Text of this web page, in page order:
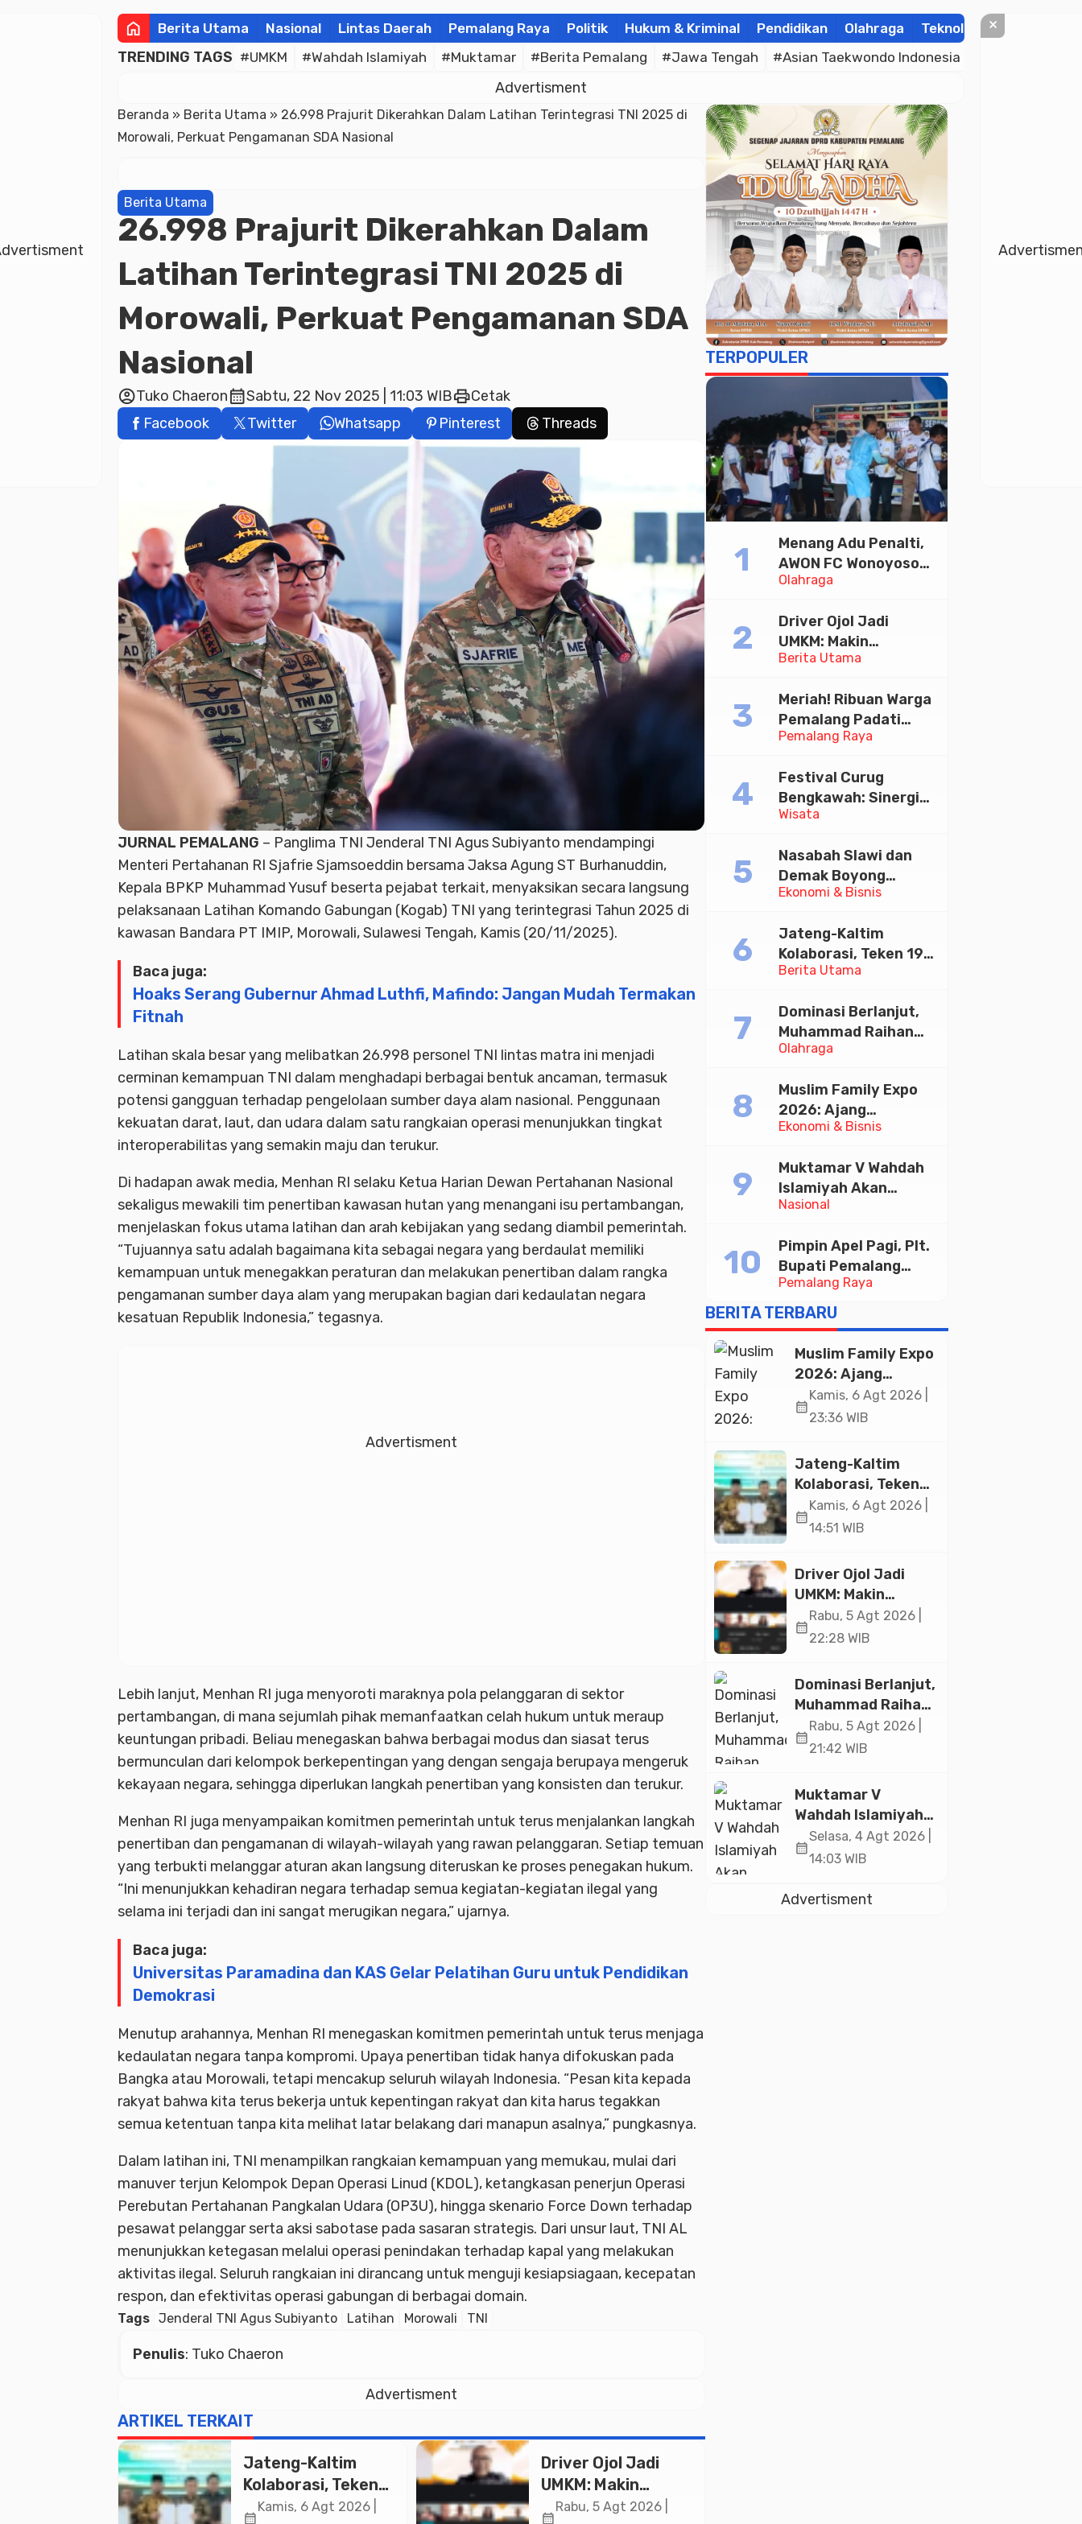
home Berita Utama Nasional Lintas Daerah Pemalang Raya Politik Hukum & Kriminal Pendidikan Olahraga Teknologi
TRENDING TAGS #UMKM #Wahdah Islamiyah #Muktamar #Berita Pemalang #Jawa Tengah #Asian Taekwondo Indonesia Open
Advertisment
Beranda » Berita Utama » 26.998 Prajurit Dikerahkan Dalam Latihan Terintegrasi TNI 2025 di
Morowali, Perkuat Pengamanan SDA Nasional
Berita Utama
26.998 Prajurit Dikerahkan Dalam
Latihan Terintegrasi TNI 2025 di
Morowali, Perkuat Pengamanan SDA
Nasional
account_circleTuko Chaeroncalendar_monthSabtu, 22 Nov 2025 | 11:03 WIBprintCetak
Facebook
Twitter Whatsapp Pinterest Threads
JURNAL PEMALANG – Panglima TNI Jenderal TNI Agus Subiyanto mendampingi
Menteri Pertahanan RI Sjafrie Sjamsoeddin bersama Jaksa Agung ST Burhanuddin,
Kepala BPKP Muhammad Yusuf beserta pejabat terkait, menyaksikan secara langsung
pelaksanaan Latihan Komando Gabungan (Kogab) TNI yang terintegrasi Tahun 2025 di
kawasan Bandara PT IMIP, Morowali, Sulawesi Tengah, Kamis (20/11/2025).
Baca juga:
Hoaks Serang Gubernur Ahmad Luthfi, Mafindo: Jangan Mudah Termakan
Fitnah
Latihan skala besar yang melibatkan 26.998 personel TNI lintas matra ini menjadi
cerminan kemampuan TNI dalam menghadapi berbagai bentuk ancaman, termasuk
potensi gangguan terhadap pengelolaan sumber daya alam nasional. Penggunaan
kekuatan darat, laut, dan udara dalam satu rangkaian operasi menunjukkan tingkat
interoperabilitas yang semakin maju dan terukur.
Di hadapan awak media, Menhan RI selaku Ketua Harian Dewan Pertahanan Nasional
sekaligus mewakili tim penertiban kawasan hutan yang menangani isu pertambangan,
menjelaskan fokus utama latihan dan arah kebijakan yang sedang diambil pemerintah.
“Tujuannya satu adalah bagaimana kita sebagai negara yang berdaulat memiliki
kemampuan untuk menegakkan peraturan dan melakukan penertiban dalam rangka
pengamanan sumber daya alam yang merupakan bagian dari kedaulatan negara
kesatuan Republik Indonesia,” tegasnya.
Advertisment
Lebih lanjut, Menhan RI juga menyoroti maraknya pola pelanggaran di sektor
pertambangan, di mana sejumlah pihak memanfaatkan celah hukum untuk meraup
keuntungan pribadi. Beliau menegaskan bahwa berbagai modus dan siasat terus
bermunculan dari kelompok berkepentingan yang dengan sengaja berupaya mengeruk
kekayaan negara, sehingga diperlukan langkah penertiban yang konsisten dan terukur.
Menhan RI juga menyampaikan komitmen pemerintah untuk terus menjalankan langkah
penertiban dan pengamanan di wilayah-wilayah yang rawan pelanggaran. Setiap temuan
yang terbukti melanggar aturan akan langsung diteruskan ke proses penegakan hukum.
“Ini menunjukkan kehadiran negara terhadap semua kegiatan-kegiatan ilegal yang
selama ini terjadi dan ini sangat merugikan negara,” ujarnya.
Baca juga:
Universitas Paramadina dan KAS Gelar Pelatihan Guru untuk Pendidikan
Demokrasi
Menutup arahannya, Menhan RI menegaskan komitmen pemerintah untuk terus menjaga
kedaulatan negara tanpa kompromi. Upaya penertiban tidak hanya difokuskan pada
Bangka atau Morowali, tetapi mencakup seluruh wilayah Indonesia. “Pesan kita kepada
rakyat bahwa kita terus bekerja untuk kepentingan rakyat dan kita harus tegakkan
semua ketentuan tanpa kita melihat latar belakang dari manapun asalnya,” pungkasnya.
Dalam latihan ini, TNI menampilkan rangkaian kemampuan yang memukau, mulai dari
manuver terjun Kelompok Depan Operasi Linud (KDOL), ketangkasan penerjun Operasi
Perebutan Pertahanan Pangkalan Udara (OP3U), hingga skenario Force Down terhadap
pesawat pelanggar serta aksi sabotase pada sasaran strategis. Dari unsur laut, TNI AL
menunjukkan ketegasan melalui operasi penindakan terhadap kapal yang melakukan
aktivitas ilegal. Seluruh rangkaian ini dirancang untuk menguji kesiapsiagaan, kecepatan
respon, dan efektivitas operasi gabungan di berbagai domain.
Tags Jenderal TNI Agus Subiyanto Latihan Morowali TNI
Penulis: Tuko Chaeron
Advertisment
ARTIKEL TERKAIT
Jateng-Kaltim
Kolaborasi, Teken
19 Kerja Sama
calendar_month
Kamis, 6 Agt 2026 |
Driver Ojol Jadi
UMKM: Makin
Sejahtera atau
calendar_month
Rabu, 5 Agt 2026 |
TERPOPULER
Olahraga
Menang Adu Penalti,
AWON FC Wonoyoso
Juara Bhayangkara
Berita Utama
Driver Ojol Jadi
UMKM: Makin
Sejahtera atau
Diskusi Paramadina
Pemalang Raya
Meriah! Ribuan Warga
Pemalang Padati
Kirab Festival Kamir
Wisata
Festival Curug
Bengkawah: Sinergi
Desa Sikasur dan
Memajukan Wisata
serta UMKM Lokal
Ekonomi & Bisnis
Nasabah Slawi dan
Demak Boyong
Toyota Innova Zenix
Tabungan Bima Bank
Jateng
Berita Utama
Jateng-Kaltim
Kolaborasi, Teken 19
Kerja Sama Ekonomi
Olahraga
Dominasi Berlanjut,
Muhammad Raihan
Fadila Sabet Emas
Taekwondo Indonesia
Open 2026
Ekonomi & Bisnis
Muslim Family Expo
2026: Ajang
Silaturahim dan
Halal di Jakarta
Nasional
Muktamar V Wahdah
Islamiyah Akan
Kukuhkan 10.000
Masjid Istiqlal
Pemalang Raya
Pimpin Apel Pagi, Plt.
Bupati Pemalang
Tekankan Disiplin dan
Soliditas ASN untuk
Pelayanan Publik
BERITA TERBARU
Muslim Family Expo
2026: Ajang
Silaturahim dan
Kebangkitan
Jakarta
calendar_month
Kamis, 6 Agt 2026 |
23:36 WIB
Jateng-Kaltim
Kolaborasi, Teken
19 Kerja Sama
Ekonomi Senilai Rp
calendar_month
Kamis, 6 Agt 2026 |
14:51 WIB
Driver Ojol Jadi
UMKM: Makin
Sejahtera atau
Merana? Ini
Paramadina
calendar_month
Rabu, 5 Agt 2026 |
22:28 WIB
Dominasi Berlanjut,
Muhammad Raihan
Fadila Sabet Emas
Kyorugi di Asian
Indonesia Open
2026
calendar_month
Rabu, 5 Agt 2026 |
21:42 WIB
Muktamar V
Wahdah Islamiyah
Akan Kukuhkan
10.000 Guru Al-
Istiqlal
calendar_month
Selasa, 4 Agt 2026 |
14:03 WIB
Advertisment
×